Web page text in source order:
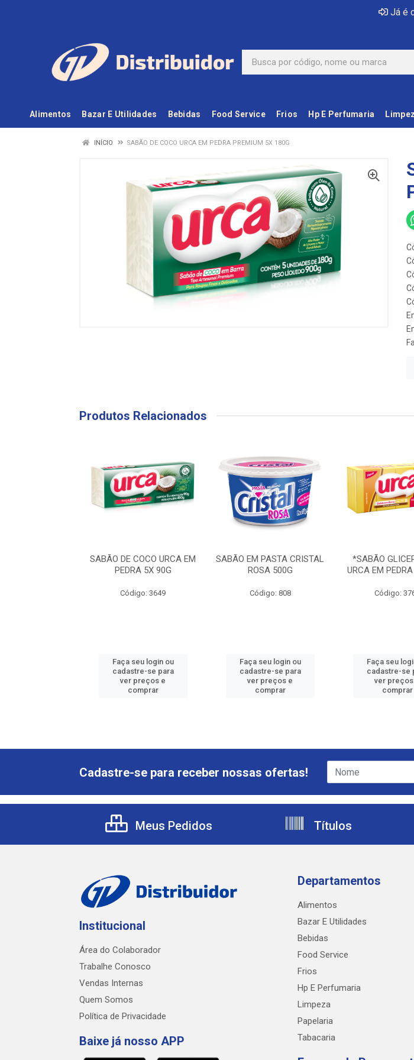
Já é
Alimentos Bazar E Utilidades Bebidas Food Service Frios Hp E Perfumaria
INÍCIO SABÃO DE COCO URCA EM PEDRA PREMIUM 5X 180G
Produtos Relacionados
SABÃO DE COCO URCA EM
PEDRA 5X 90G
Código: 3649
Faça seu login ou
cadastre-se para
ver preços e
comprar
SABÃO EM PASTA CRISTAL
ROSA 500G
Código: 808
Faça seu login ou
cadastre-se para
ver preços e
comprar
*SABÃO
URCA EM
Código:
Faça seu
cadastre-se
ver preços
comprar
Cadastre-se para receber nossas ofertas!
Meus Pedidos Títulos
Institucional
Área do Colaborador
Trabalhe Conosco
Vendas Internas
Quem Somos
Política de Privacidade
Baixe já nosso APP
Departamentos
Alimentos
Bazar E Utilidades
Bebidas
Food Service
Frios
Hp E Perfumaria
Limpeza
Papelaria
Tabacaria